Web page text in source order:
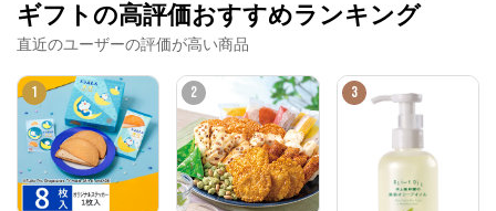
ギフトの高評価おすすめランキング
直近のユーザーの評価が高い商品
1 2 3
LOTTE GROUP公式オンラインモールからの
コメント
ロッテ公式オンラインモール
お口の恋人ロッテが運営する公式オンラインモールで
す。お菓子・アイスだけでは無く、HMBコーラゲン
『美楽』や関連会社のメリー・コージーコーナーの商
品も取り揃えております。皆さまのご来店お待ちして
おります。